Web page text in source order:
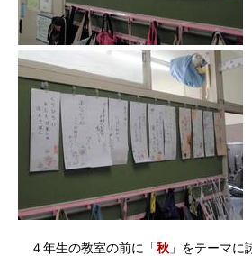
４年生の教室の前に「秋 」をテーマに